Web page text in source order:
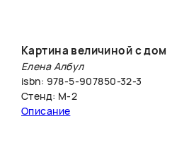
Картина величиной с дом
Елена Албул
isbn: 978-5-907850-32-3
Стенд: M-2
Описание